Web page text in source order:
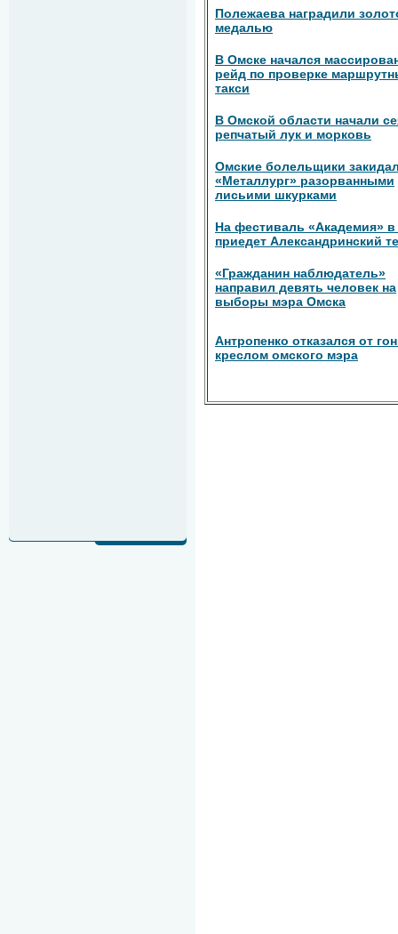
Полежаева наградили
медалью
В Омске начался
рейд по проверке
такси
В Омской области начали
репчатый лук и морковь
Омские болельщики
«Металлург» разорванными
лисьими шкурками
На фестиваль «Академия»
приедет Александринский
«Гражданин наблюдатель»
направил девять человек на
выборы мэра Омска
Антропенко отказался от
креслом омского мэра